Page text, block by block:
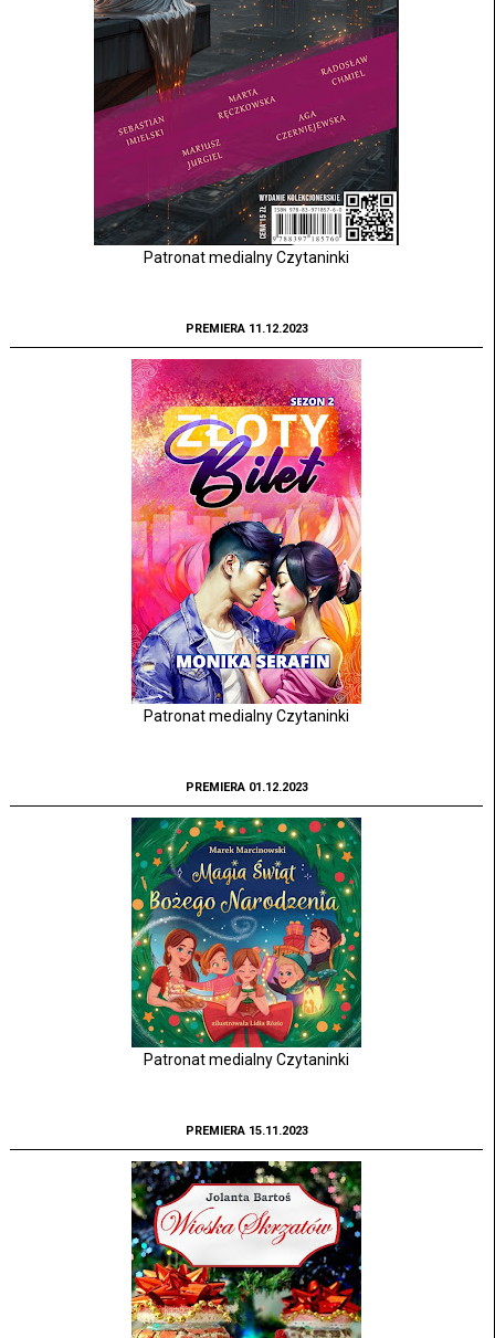
Patronat medialny Czytaninki
PREMIERA 11.12.2023
Patronat medialny Czytaninki
PREMIERA 01.12.2023
Patronat medialny Czytaninki
PREMIERA 15.11.2023